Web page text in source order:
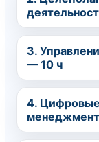
3.
— 10 ч
4.